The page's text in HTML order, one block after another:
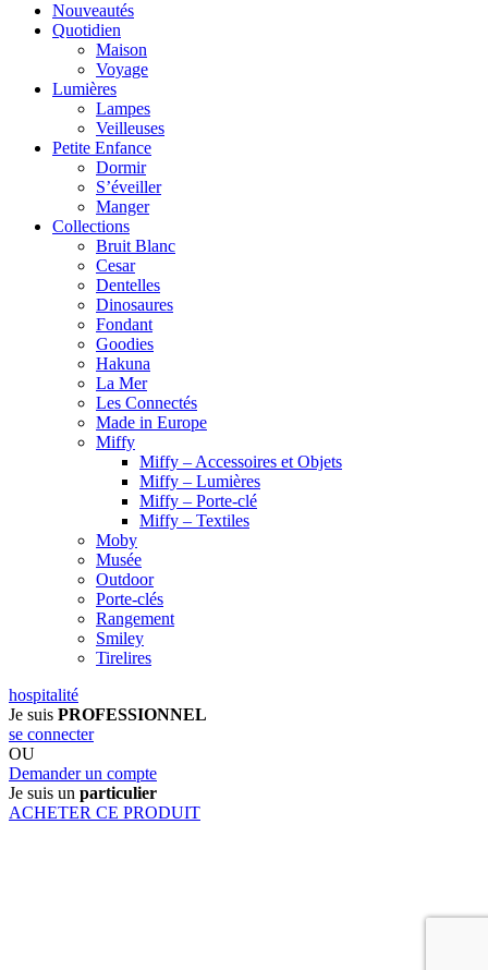
Nouveautés
Quotidien
Maison
Voyage
Lumières
Lampes
Veilleuses
Petite Enfance
Dormir
S’éveiller
Manger
Collections
Bruit Blanc
Cesar
Dentelles
Dinosaures
Fondant
Goodies
Hakuna
La Mer
Les Connectés
Made in Europe
Miffy
Miffy – Accessoires et Objets
Miffy – Lumières
Miffy – Porte-clé
Miffy – Textiles
Moby
Musée
Outdoor
Porte-clés
Rangement
Smiley
Tirelires
hospitalité
Je suis PROFESSIONNEL
se connecter
OU
Demander un compte
Je suis un particulier
ACHETER CE PRODUIT